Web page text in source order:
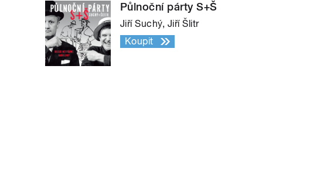
Půlnoční párty S+Š
Jiří Suchý, Jiří Šlitr
Koupit